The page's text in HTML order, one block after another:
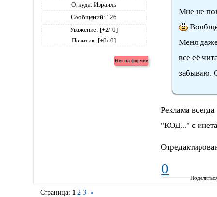
Откуда: Израиль
Сообщений: 126
Уважение: [+2/-0]
Позитив: [+0/-0]
Мне не
Меня даже
все её
забываю.
Реклама
"КОД..." с
0
Страница: 1 2 3 »